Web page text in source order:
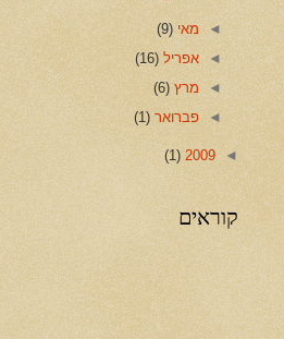
◄ מאי(9)
◄אפריל(16)
◄ מרץ(6)
◄פברואר(1)
◄
2009
(1)
קוראים